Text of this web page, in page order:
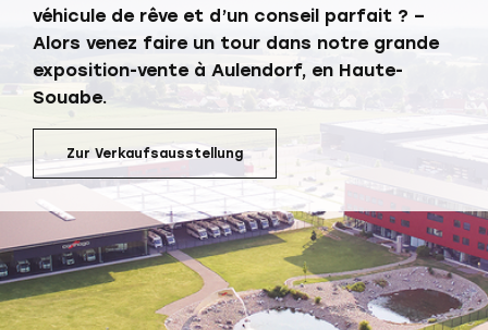
véhicule de rêve et d’un conseil parfait ? –
Alors venez faire un tour dans notre grande
exposition-vente à Aulendorf, en Haute-
Souabe.
Zur Verkaufsausstellung